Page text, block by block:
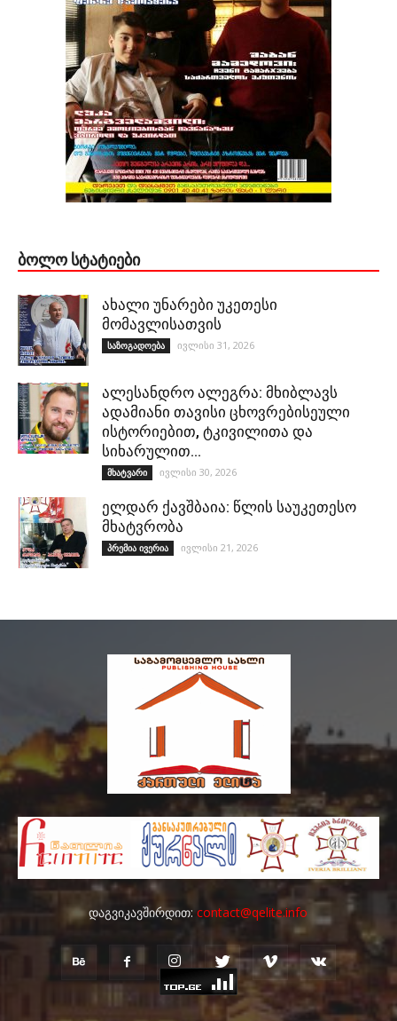
ᲑᲝᲚᲝ ᲡᲢᲐᲢᲘᲔᲑᲘ
ახალი უნარები უკეთესი
მომავლისათვის
საზოგადოება ივლისი 31, 2026
ალესანდრო ალეგრა: მხიბლავს
ადამიანი თავისი ცხოვრებისეული
ისტორიებით, ტკივილითა და
სიხარულით…
მხატვარი ივლისი 30, 2026
ელდარ ქავშბაია: წლის საუკეთესო
მხატვრობა
პრემია ივერია ივლისი 21, 2026
დაგვიკავშირდით:contact@qelite.info